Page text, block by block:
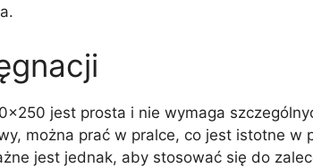
jest prosta i nie wymaga
można prać w pralce, co jest istotne w
jest jednak, aby stosować się do